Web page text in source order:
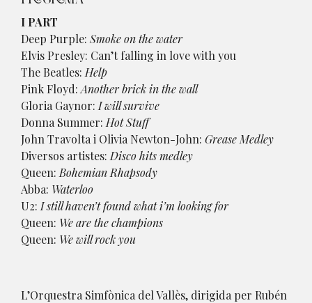
I PART
Deep Purple: Smoke on the water
Elvis Presley: Can’t falling in love with you
The Beatles: Help
Pink Floyd: Another brick in the wall
Gloria Gaynor: I will survive
Donna Summer: Hot Stuff
John Travolta i Olivia Newton-John: Grease Medley
Diversos artistes: Disco hits medley
Queen: Bohemian Rhapsody
Abba: Waterloo
U2: I still haven’t found what i’m looking for
Queen: We are the champions
Queen: We will rock you
L’Orquestra Simfònica del Vallès, dirigida per Rubén